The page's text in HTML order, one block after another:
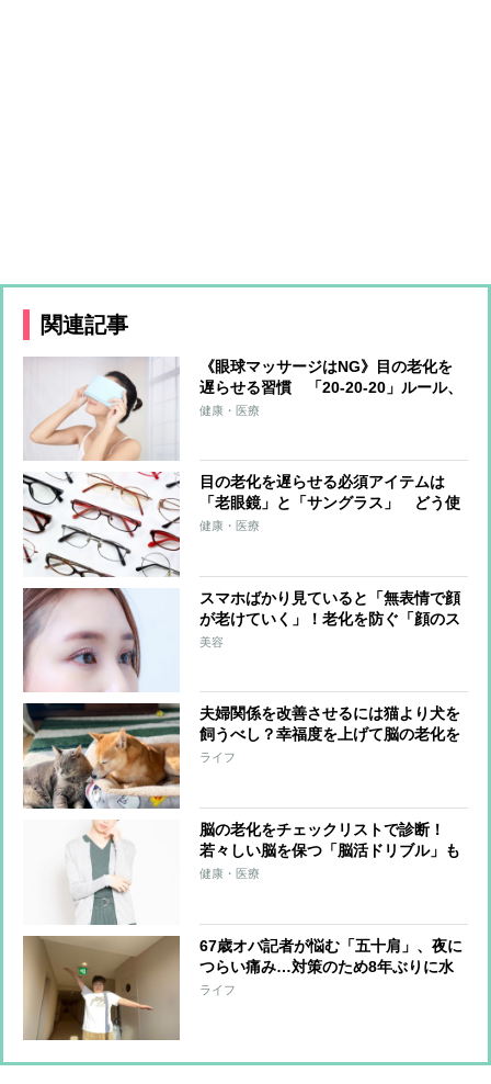
関連記事
《眼球マッサージはNG》目の老化を
遅らせる習慣 「20-20-20」ルール、
「蒸しタオル」、「ツボ押し」を紹
健康・医療
目の老化を遅らせる必須アイテムは
「老眼鏡」と「サングラス」 どう使
うのが効果的？
健康・医療
スマホばかり見ていると「無表情で顔
が老けていく」！老化を防ぐ「顔のス
トレッチ」2つを歯科医が教える
美容
夫婦関係を改善させるには猫より犬を
飼うべし？幸福度を上げて脳の老化を
防ぐ意外な方法
ライフ
脳の老化をチェックリストで診断！
若々しい脳を保つ「脳活ドリブル」も
紹介
健康・医療
67歳オバ記者が悩む「五十肩」、夜に
つらい痛み…対策のため8年ぶりに水
着を着て水中ウォーキング行う
ライフ